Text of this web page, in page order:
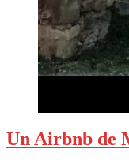
Un Airbnb de